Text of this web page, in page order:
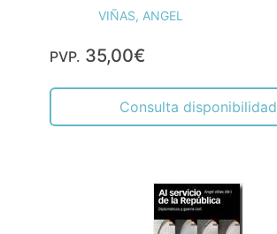
VIÑAS, ANGEL
PVP. 35,00€
Consulta disponibilidad